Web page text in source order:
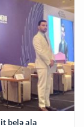
belə ala